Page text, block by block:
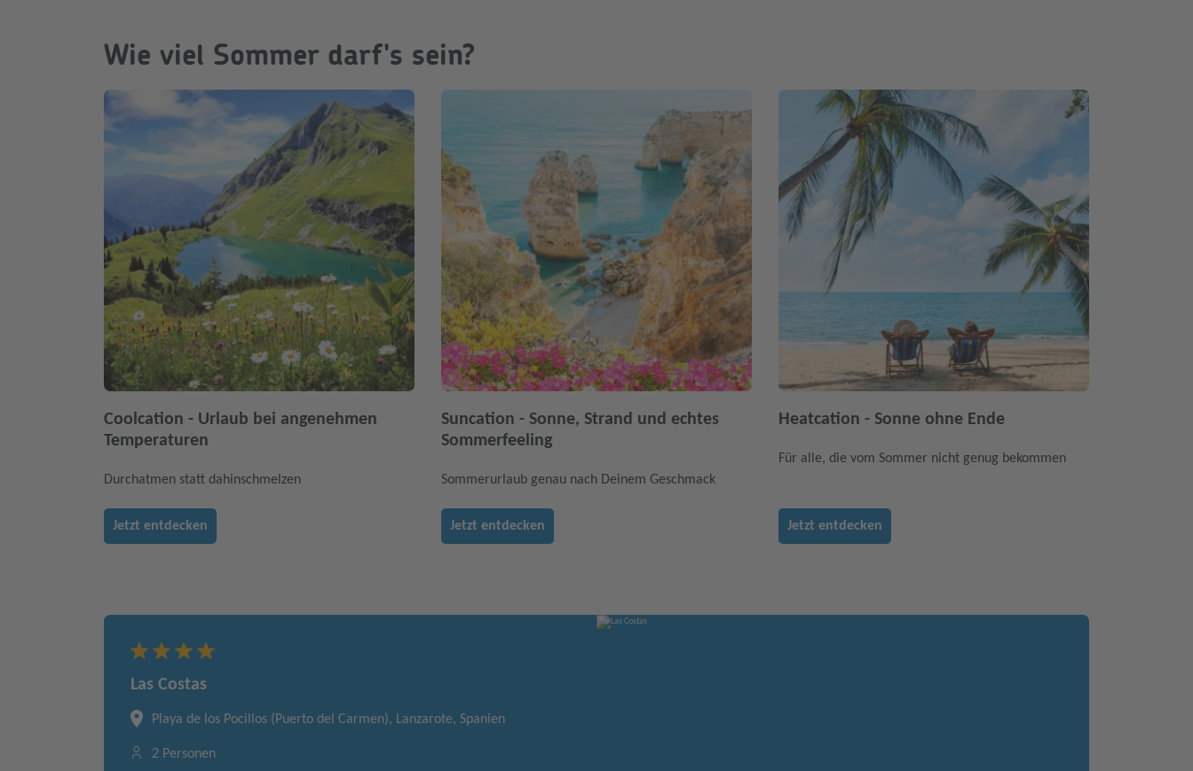
Wie viel Sommer darf's sein?
Coolcation - Urlaub bei angenehmen
Temperaturen
Durchatmen statt dahinschmelzen
Jetzt entdecken
Suncation - Sonne, Strand und echtes
Sommerfeeling
Sommerurlaub genau nach Deinem Geschmack
Jetzt entdecken
Heatcation - Sonne ohne Ende
Für alle, die vom Sommer nicht genug bekommen
Jetzt entdecken
Las Costas
Playa de los Pocillos (Puerto del Carmen), Lanzarote, Spanien
2 Personen